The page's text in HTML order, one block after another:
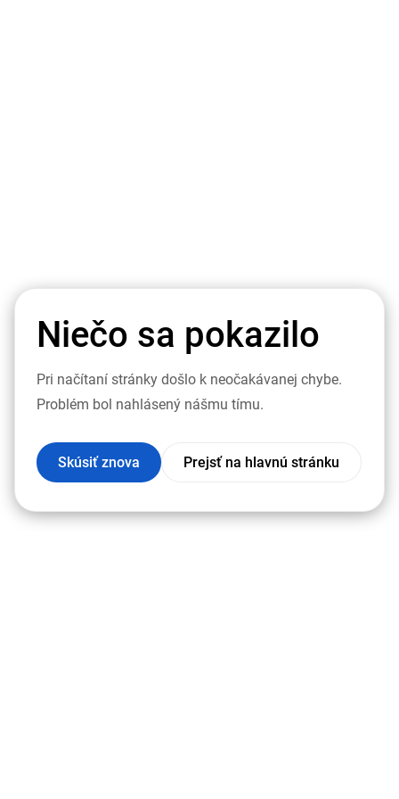
Niečo sa pokazilo
Pri načítaní stránky došlo k neočakávanej chybe.
Problém bol nahlásený nášmu tímu.
Skúsiť znova Prejsť na hlavnú stránku